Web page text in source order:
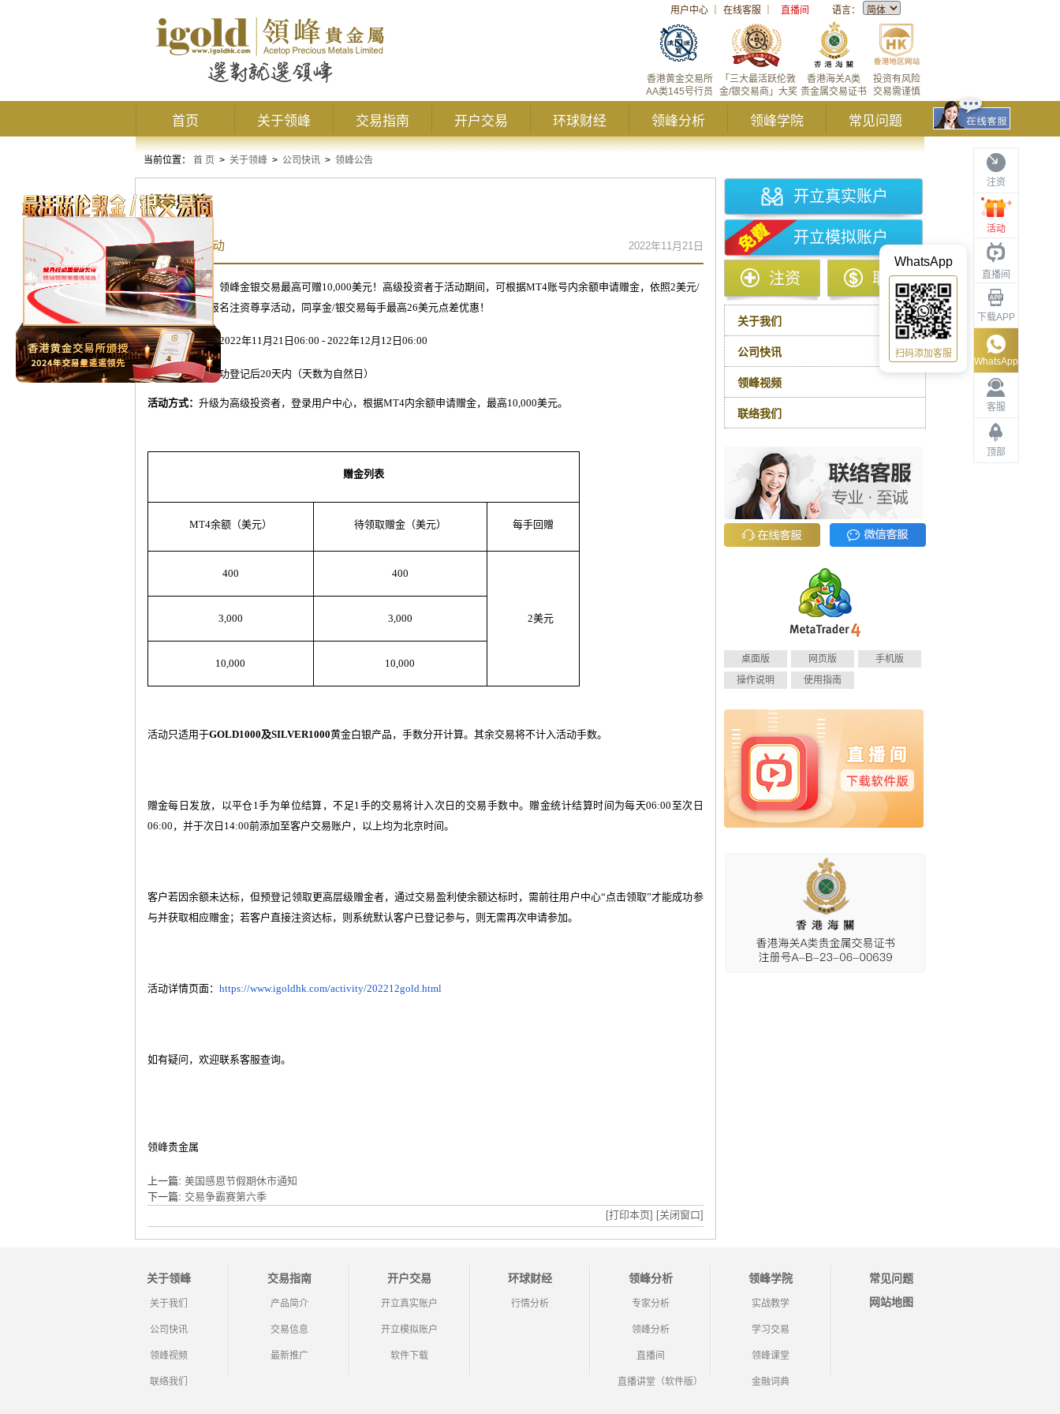
用户中心 在线客服 直播间 语言：
投资有风险
交易需谨慎
香港海关A类
贵金属交易证书
「三大最活跃伦敦
金/银交易商」大奖
香港黄金交易所
AA类145号行员
首页 关于领峰 交易指南 开户交易 环球财经 领峰分析 领峰学院 常见问题
注资
活动
直播间
下载APP
客服
顶部
WhatsApp
WhatsApp
扫码添加客服
当前位置： 首 页 > 关于领峰 > 公司快讯 > 领峰公告
领峰公告
12月赠金活动 2022年11月21日
初冬福利专送，领峰金银交易最高可赠10,000美元！高级投资者于活动期间，可根据MT4账号内余额申请赠金，依照2美元/
手回赠，还可报名注资尊享活动，同享金/银交易每手最高26美元点差优惠！
赠金申请时间：2022年11月 21 日 06:00 - 2022年12月 12 日 06:00
赠金有效期：成功登记后20天内（天数为自然日）
活动方式： 升级为高级投资者，登录用户中心，根据MT4内余额申请赠金，最高10,000美元。
赠金列表
MT4余额（美元） 待领取赠金（美元） 每手回赠
400 400
2美元
3,000 3,000
10,000 10,000
活动只适用于GOLD1000及SILVER1000黄金白银产品，手数分开计算。其余交易将不计入活动手数。
赠金每日发放，以平仓1手为单位结算，不足1手的交易将计入次日的交易手数中。赠金统计结算时间为每天06:00 至次日
06:00 ，并于次日 14:00前添加至客户交易账户，以上均为北京时间。
客户若因余额未达标，但预登记领取更高层级赠金者，通过交易盈利使余额达标时，需前往用户中心“点击领取”才能成功参
与并获取相应赠金；若客户直接注资达标，则系统默认客户已登记参与，则无需再次申请参加。
活动详情页面： https://www.igoldhk.com/activity/202212gold.html
如有疑问，欢迎联系客服查询。
领峰贵金属
上一篇: 美国感恩节假期休市通知
下一篇: 交易争霸赛第六季
[打印本页] [关闭窗口]
开立真实账户
开立模拟账户
注资 取款
关于我们
公司快讯
领峰视频
联络我们
桌面版 网页版
手机版
操作说明
使用指南
关于领峰
关于我们
公司快讯
领峰视频
联络我们
交易指南
产品简介
交易信息
最新推广
开户交易
开立真实账户
开立模拟账户
软件下载
环球财经
行情分析
领峰分析
专家分析
领峰分析
直播间
直播讲堂（软件版）
领峰学院
实战教学
学习交易
领峰课堂
金融词典
常见问题
网站地图